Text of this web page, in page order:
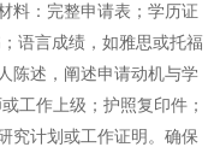
料：完整申请表；学历证
语言成绩，如雅思或托福
陈述，阐述申请动机与学
工作上级；护照复印件；
究计划或工作证明。确保